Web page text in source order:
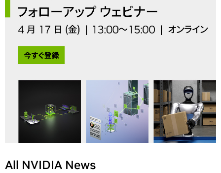
All NVIDIA News